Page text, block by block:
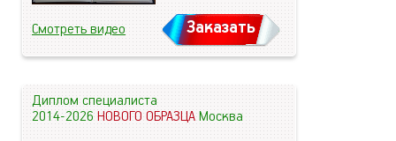
Смотреть видео Заказать
Диплом специалиста
2014-2026НОВОГО ОБРАЗЦАМосква